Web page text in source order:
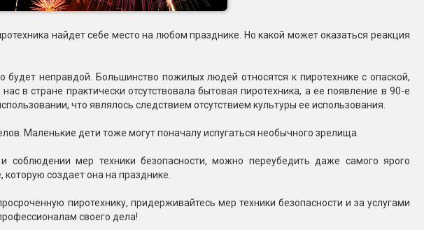
найдет себе место на любом празднике. Но какой может оказаться реакция
будет неправдой. Большинство пожилых людей относятся к пиротехнике с опаской,
в стране практически отсутствовала бытовая пиротехника, а ее появление в 90-е
что являлось следствием отсутствием культуры ее использования.
Маленькие дети тоже могут поначалу испугаться необычного зрелища.
соблюдении мер техники безопасности, можно переубедить даже самого ярого
которую создает она на празднике.
пиротехнику, придерживайтесь мер техники безопасности и за услугами
своего дела!